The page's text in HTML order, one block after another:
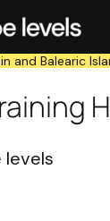
and Balearic
levels